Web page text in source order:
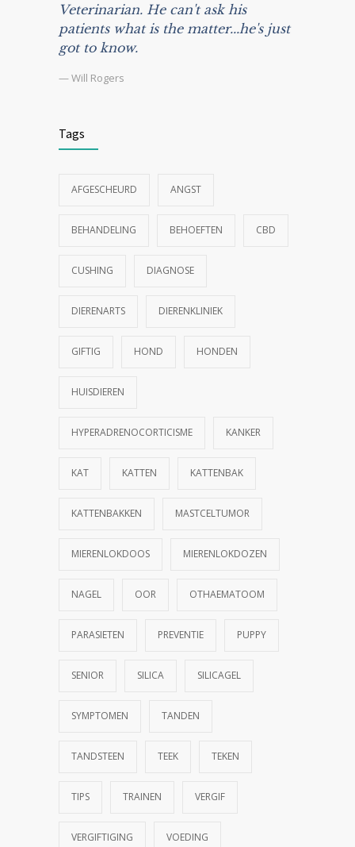
Veterinarian. He can't ask his
patients what is the matter...he's just
got to know.
— Will Rogers
Tags
AFGESCHEURD ANGST
BEHANDELING BEHOEFTEN CBD
CUSHING DIAGNOSE
DIERENARTS DIERENKLINIEK
GIFTIG HOND HONDEN
HUISDIEREN
HYPERADRENOCORTICISME KANKER
KAT KATTEN KATTENBAK
KATTENBAKKEN MASTCELTUMOR
MIERENLOKDOOS MIERENLOKDOZEN
NAGEL OOR OTHAEMATOOM
PARASIETEN PREVENTIE PUPPY
SENIOR SILICA SILICAGEL
SYMPTOMEN TANDEN
TANDSTEEN TEEK TEKEN
TIPS TRAINEN VERGIF
VERGIFTIGING VOEDING